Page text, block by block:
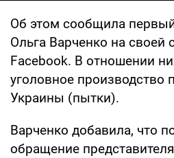
Об этом сообщила
Ольга Варченко на своей
Facebook. В отношении
уголовное производство
Украины (пытки).
Варченко добавила, что
обращение